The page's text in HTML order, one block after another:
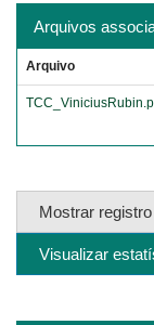
Arquivos
Arquivo
Mostrar
Visualizar